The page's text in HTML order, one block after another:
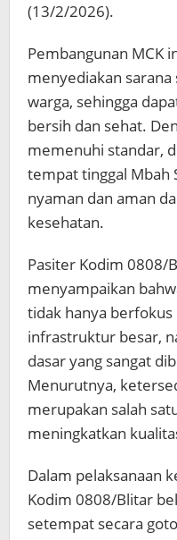
(13/2/2026).
Pembangunan MCK
menyediakan sarana
warga, sehingga
bersih dan sehat.
memenuhi standar,
tempat tinggal Mbah
nyaman dan aman
kesehatan.
Pasiter Kodim 0808/
menyampaikan
tidak hanya
infrastruktur besar,
dasar yang sangat
Menurutnya,
merupakan salah
meningkatkan
Dalam pelaksanaan
Kodim 0808/Blitar
setempat secara